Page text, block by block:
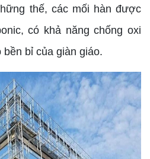
thế, các mối hàn được
có khả năng chống oxi
bỉ của giàn giáo.